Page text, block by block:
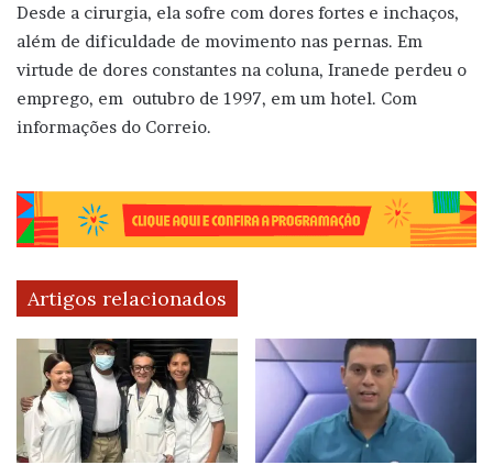
Desde a cirurgia, ela sofre com dores fortes e inchaços,
além de dificuldade de movimento nas pernas. Em
virtude de dores constantes na coluna, Iranede perdeu o
emprego, em outubro de 1997, em um hotel. Com
informações do Correio.
Artigos relacionados